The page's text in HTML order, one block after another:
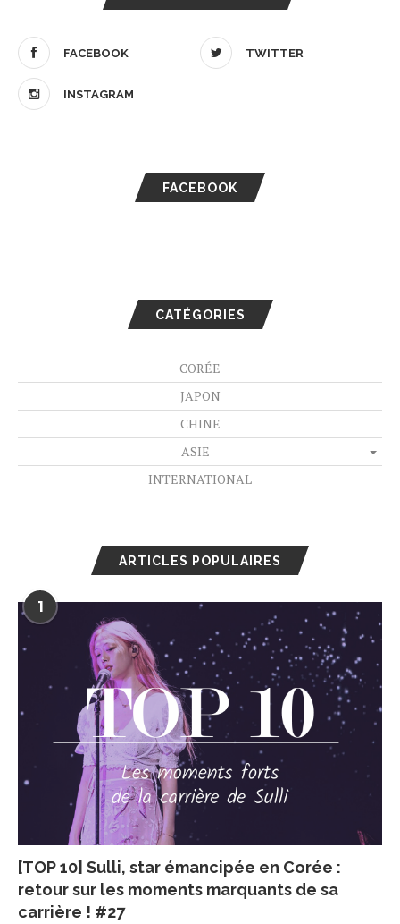
FACEBOOK TWITTER
INSTAGRAM
FACEBOOK
CATÉGORIES
CORÉE
JAPON
CHINE
ASIE
INTERNATIONAL
ARTICLES POPULAIRES
1
[TOP 10] Sulli, star émancipée en Corée :
retour sur les moments marquants de sa
carrière ! #27